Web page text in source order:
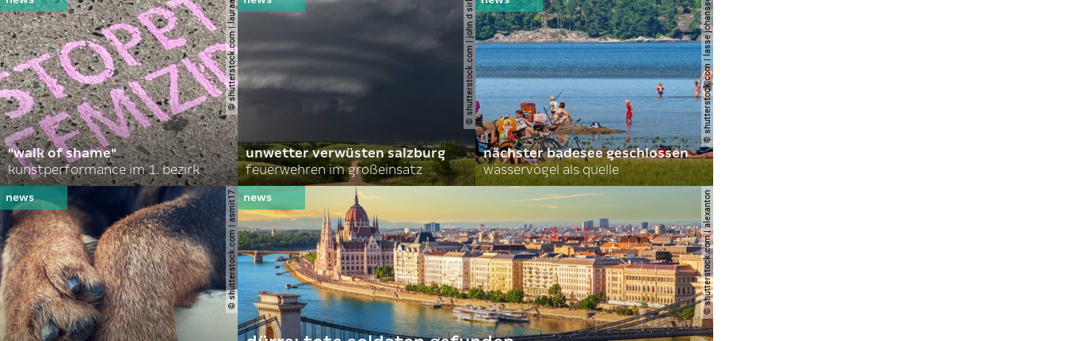
© shutterstock.com | lauraapl
"walk of shame"
kunstperformance im 1. bezirk
© shutterstock.com | john d sirlin
unwetter verwüsten salzburg
feuerwehren im großeinsatz
© shutterstock.com | lasse johansson
nächster badesee geschlossen
wasservögel als quelle
© shutterstock.com | asmit17 © shutterstock.com | alexanton